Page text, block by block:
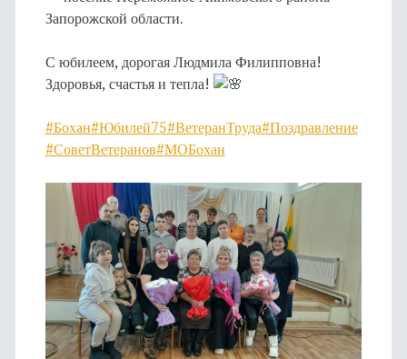
Запорожской области.
С юбилеем, дорогая Людмила Филипповна!
Здоровья, счастья и тепла!
#Бохан#Юбилей75#ВетеранТруда#Поздравление
#СоветВетеранов#МОБохан